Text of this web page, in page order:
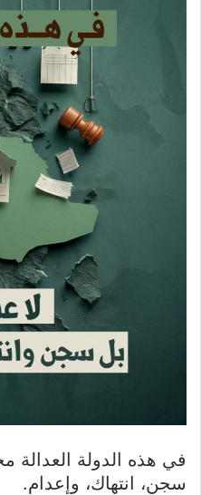
في هذه الدولة العدالة
سجن، انتهاك، وإعدام.